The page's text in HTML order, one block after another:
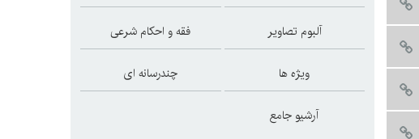
آلبوم تصاویر فقه و احکام شرعی
ویژه ها چندرسانه ای
آرشیو جامع